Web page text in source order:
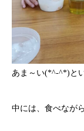
あま～い(*^-^*)と
中には、食べなが